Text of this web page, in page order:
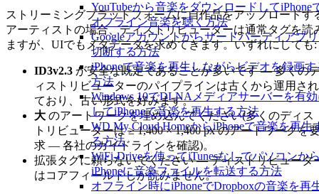
YouTubeから音楽をダウンロードしてiPhone
オフライン音楽を聴く方法
Googleアカウントからサードパーティアプ
切断する方法
iPhoneで音楽を再生しながらビデオを録画す
方法
Windows 10でDLNAメディアサーバーを有
してiPhoneで音楽を再生する方法
WD My Cloud HomeからiPhoneで音楽を再生
る方法
WiFi-Driveを使ってiTunesなしでパソコンか
iPhoneに音楽ファイルを転送する方法
オフライン時にiPhoneでDropboxの音楽を再
ストリーミングプラットフォームに自作品をアップロードす
アーティストの場合、ディストリビューターは通常タグを読
ますが、UIでもメタデータを求めてきます。いずれにしても:
ID3v2.3 が安全な既定であることが多いです — 多くの
ィストリビューターのパイプラインは古くから運用され
ており、古い形式を好みます。
大 のアートワークを埋め込んでください(多くのディス
トリビューターは ≥ 1,400 × 1,400 px のアートワークを
求 — 各社のガイドラインを確認)。
拡張タグに頼らないでください — ディストリビュータ
はコアフィールドしか読みません。